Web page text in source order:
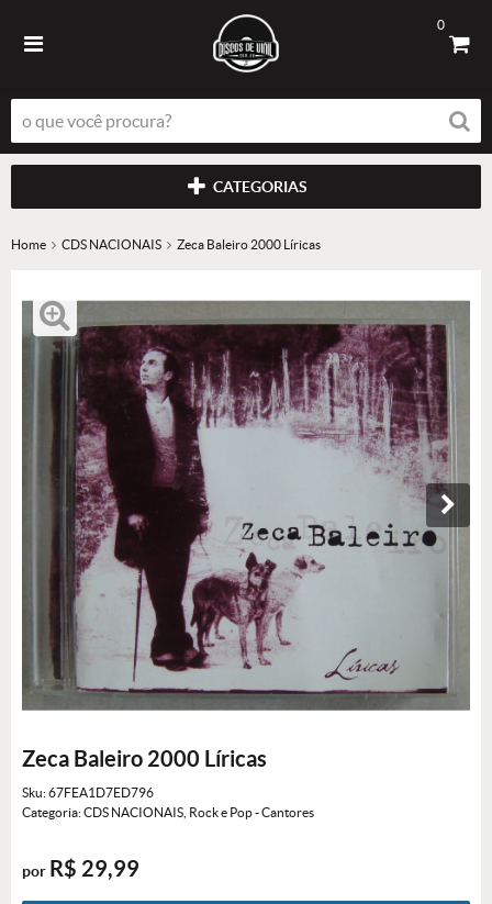
0
CATEGORIAS
Home CDS NACIONAIS Zeca Baleiro 2000 Líricas
Zeca Baleiro 2000 Líricas
Sku:67FEA1D7ED796
Categoria:CDS NACIONAIS Rock e Pop - Cantores
por R$ 29,99